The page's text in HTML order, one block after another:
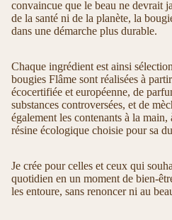
convaincue que le beau ne devrait
de la santé ni de la planète, la
dans une démarche plus durable.
Chaque ingrédient est ainsi
bougies Flâme sont réalisées à
écocertifiée et européenne, de
substances controversées, et de
également les contenants à la
résine écologique choisie pour sa
Je crée pour celles et ceux qui
quotidien en un moment de bien-
les entoure, sans renoncer ni au